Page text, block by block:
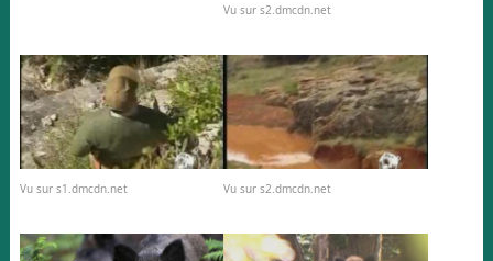
Vu sur s2.dmcdn.net
Vu sur s1.dmcdn.net Vu sur s2.dmcdn.net